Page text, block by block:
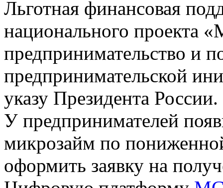
Льготная финансовая
национального проекта
предпринимательство и
предпринимательской
указу Президента России.
У предпринимателей
микрозайм по
оформить заявку на